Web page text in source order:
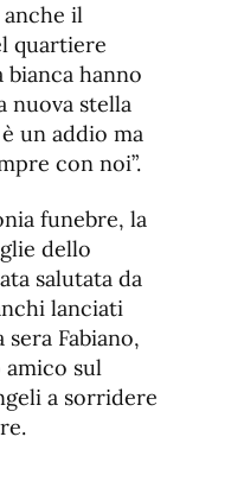
anche il
quartiere
hanno
nuova stella
un addio ma
con noi”.
funebre, la
dello
salutata da
lanciati
Fabiano,
sul
a sorridere